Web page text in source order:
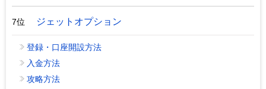
7位 ジェットオプション
登録・口座開設方法
入金方法
攻略方法